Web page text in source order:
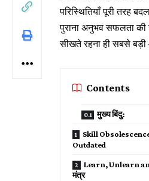
परिस्थितियाँ पूरी तरह
पुराना अनुभव सफलता की
सीखते रहना ही सबसे
Contents
मुख्य बिंदु:
Skill
Outdated
Learn, Unlearn
मंत्र